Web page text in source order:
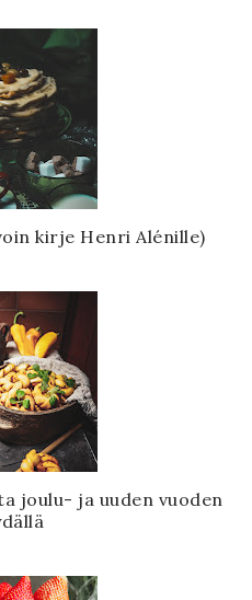
kirje Henri Alénille)
joulu- ja uuden vuoden